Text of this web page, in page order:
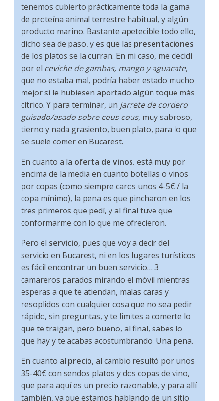
tenemos cubierto prácticamente toda la gama
de proteína animal terrestre habitual, y algún
producto marino. Bastante apetecible todo ello,
dicho sea de paso, y es que las presentaciones
de los platos se la curran. En mi caso, me decidí
por el ceviche de gambas, mango y aguacate,
que no estaba mal, podría haber estado mucho
mejor si le hubiesen aportado algún toque más
cítrico. Y para terminar, un jarrete de cordero
guisado/asado sobre cous cous, muy sabroso,
tierno y nada grasiento, buen plato, para lo que
se suele comer en Bucarest.
En cuanto a la oferta de vinos, está muy por
encima de la media en cuanto botellas o vinos
por copas (como siempre caros unos 4-5€ / la
copa mínimo), la pena es que pincharon en los
tres primeros que pedí, y al final tuve que
conformarme con lo que me ofrecieron.
Pero el servicio, pues que voy a decir del
servicio en Bucarest, ni en los lugares turísticos
es fácil encontrar un buen servicio… 3
camareros parados mirando el móvil mientras
esperas a que te atiendan, malas caras y
resoplidos con cualquier cosa que no sea pedir
rápido, sin preguntas, y te limites a comerte lo
que te traigan, pero bueno, al final, sabes lo
que hay y te acabas acostumbrando. Una pena.
En cuanto al precio, al cambio resultó por unos
35-40€ con sendos platos y dos copas de vino,
que para aquí es un precio razonable, y para allí
también, ya que estamos hablando de un sitio